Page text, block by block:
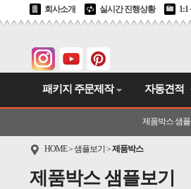
회사소개 실시간 진행상황 1:1
패키지 주문제작 자동견적
제품박스 샘플
HOME>샘플보기 >제품박스
제품박스 샘플보기